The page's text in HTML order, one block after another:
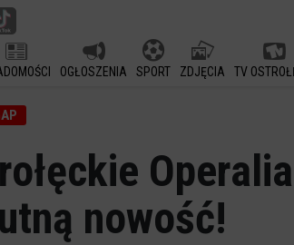
OGŁOSZENIA SPORT ZDJĘCIA TV
nowość!